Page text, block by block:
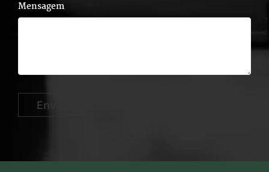
Mensagem
Enviar